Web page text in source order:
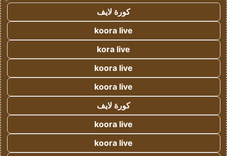
كورة لايف
koora live
kora live
koora live
koora live
كورة لايف
koora live
koora live